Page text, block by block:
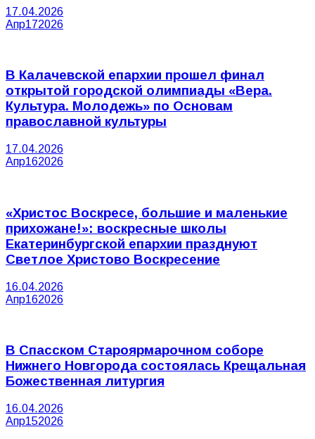
17.04.2026
Апр172026
В Калачевской епархии прошел финал
открытой городской олимпиады «Вера.
Культура. Молодежь» по Основам
православной культуры
17.04.2026
Апр162026
«Христос Воскресе, большие и маленькие
прихожане!»: воскресные школы
Екатеринбургской епархии празднуют
Светлое Христово Воскресение
16.04.2026
Апр162026
В Спасском Староярмарочном соборе
Нижнего Новгорода состоялась Крещальная
Божественная литургия
16.04.2026
Апр152026